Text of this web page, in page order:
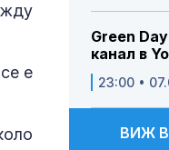
е
Green
канал в
23:00 •
ВИЖ